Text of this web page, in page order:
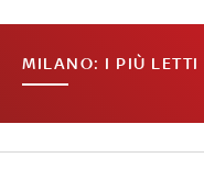
MILANO: I PIÙ LETTI